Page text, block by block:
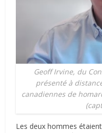
Geoff Irvine, du
présenté à
canadiennes de
Les deux hommes